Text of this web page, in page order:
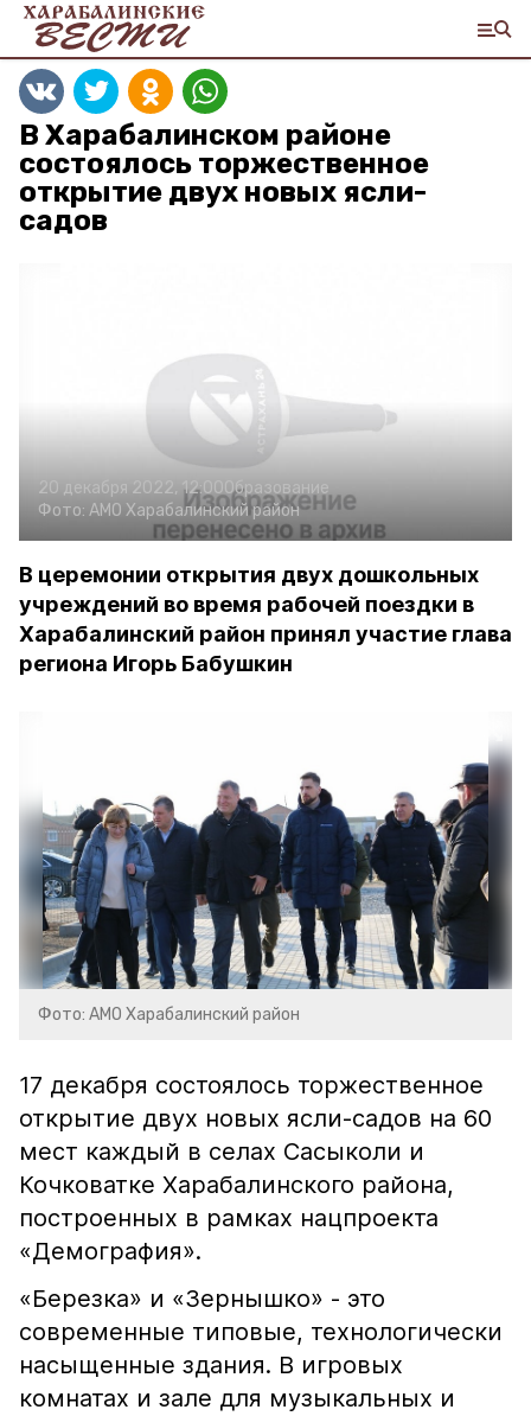
В Харабалинском районе
состоялось торжественное
открытие двух новых ясли-
садов
20 декабря 2022, 12:00Образование
Фото: АМО Харабалинский район
В церемонии открытия двух дошкольных
учреждений во время рабочей поездки в
Харабалинский район принял участие глава
региона Игорь Бабушкин
Фото: АМО Харабалинский район
17 декабря состоялось торжественное
открытие двух новых ясли-садов на 60
мест каждый в селах Сасыколи и
Кочковатке Харабалинского района,
построенных в рамках нацпроекта
«Демография».
«Березка» и «Зернышко» - это
современные типовые, технологически
насыщенные здания. В игровых
комнатах и зале для музыкальных и